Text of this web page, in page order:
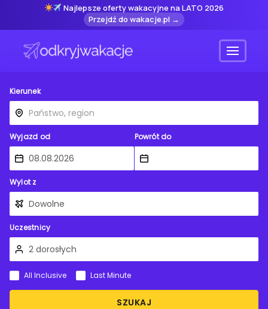
Najlepsze oferty wakacyjne na LATO 2026
Przejdź do wakacje.pl →
Menu
Kierunek
Wyjazd od Powrót do
Wylot z
Uczestnicy
SZUKAJ
All Inclusive Last Minute